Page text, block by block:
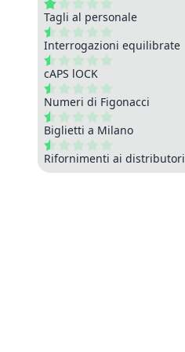
Tagli al personale
Interrogazioni equilibrate
cAPS lOCK
Numeri di Figonacci
Biglietti a Milano
Rifornimenti ai distributori